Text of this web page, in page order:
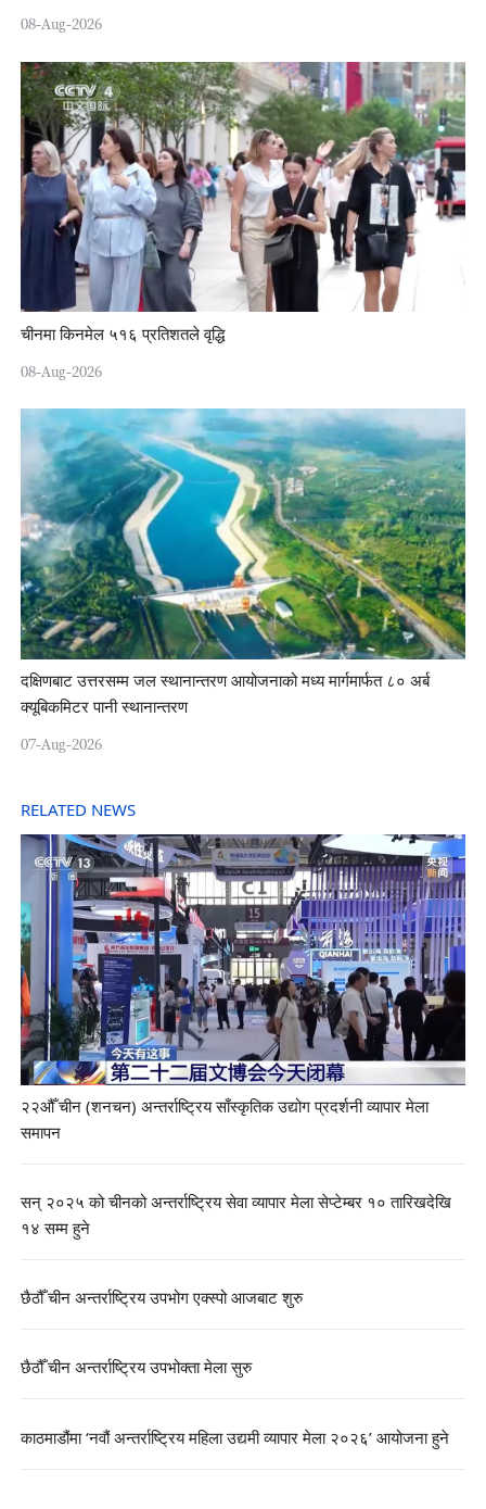
08-Aug-2026
चीनमा किनमेल ५१६ प्रतिशतले वृद्धि
08-Aug-2026
दक्षिणबाट उत्तरसम्म जल स्थानान्तरण आयोजनाको मध्य मार्गमार्फत ८० अर्ब
क्यूबिकमिटर पानी स्थानान्तरण
07-Aug-2026
RELATED NEWS
२२औँ चीन (शनचन) अन्तर्राष्ट्रिय साँस्कृतिक उद्योग प्रदर्शनी व्यापार मेला
समापन
सन् २०२५ को चीनको अन्तर्राष्ट्रिय सेवा व्यापार मेला सेप्टेम्बर १० तारिखदेखि
१४ सम्म हुने
छैठौँ चीन अन्तर्राष्ट्रिय उपभोग एक्स्पो आजबाट शुरु
छैठौँ चीन अन्तर्राष्ट्रिय उपभोक्ता मेला सुरु
काठमाडौंमा ‘नवौं अन्तर्राष्ट्रिय महिला उद्यमी व्यापार मेला २०२६’ आयोजना हुने